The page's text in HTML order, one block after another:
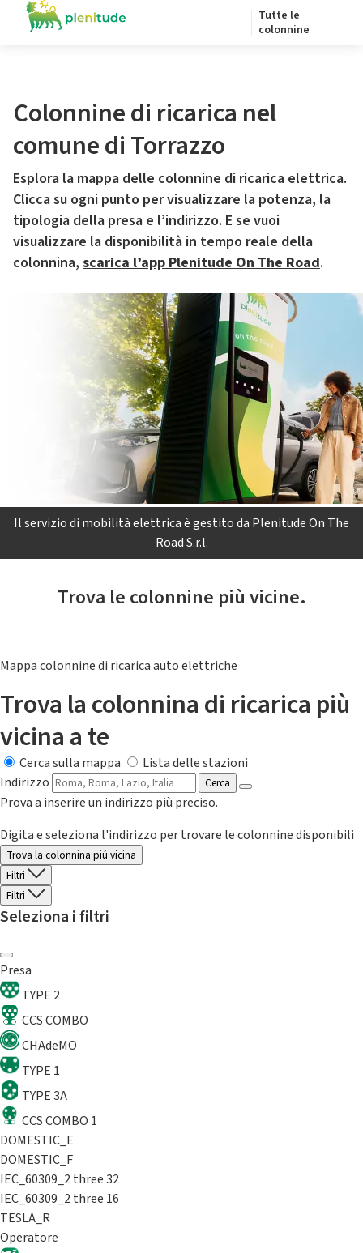
Tutte le
colonnine
Colonnine di ricarica nel
comune di Torrazzo
Esplora la mappa delle colonnine di ricarica elettrica.
Clicca su ogni punto per visualizzare la potenza, la
tipologia della presa e l’indirizzo. E se vuoi
visualizzare la disponibilità in tempo reale della
colonnina, scarica l’app Plenitude On The Road.
Il servizio di mobilità elettrica è gestito da Plenitude On The
Road S.r.l.
Trova le colonnine più vicine.
Mappa colonnine di ricarica auto elettriche
Trova la colonnina di ricarica più
vicina a te
Cerca sulla mappa
Lista delle stazioni
Indirizzo
Cerca
Prova a inserire un indirizzo più preciso.
Digita e seleziona l'indirizzo per trovare le colonnine disponibili
Trova la colonnina piú vicina
Filtri
Filtri
Seleziona i filtri
Presa
TYPE 2
CCS COMBO
CHAdeMO
TYPE 1
TYPE 3A
CCS COMBO 1
DOMESTIC_E
DOMESTIC_F
IEC_60309_2 three 32
IEC_60309_2 three 16
TESLA_R
Operatore